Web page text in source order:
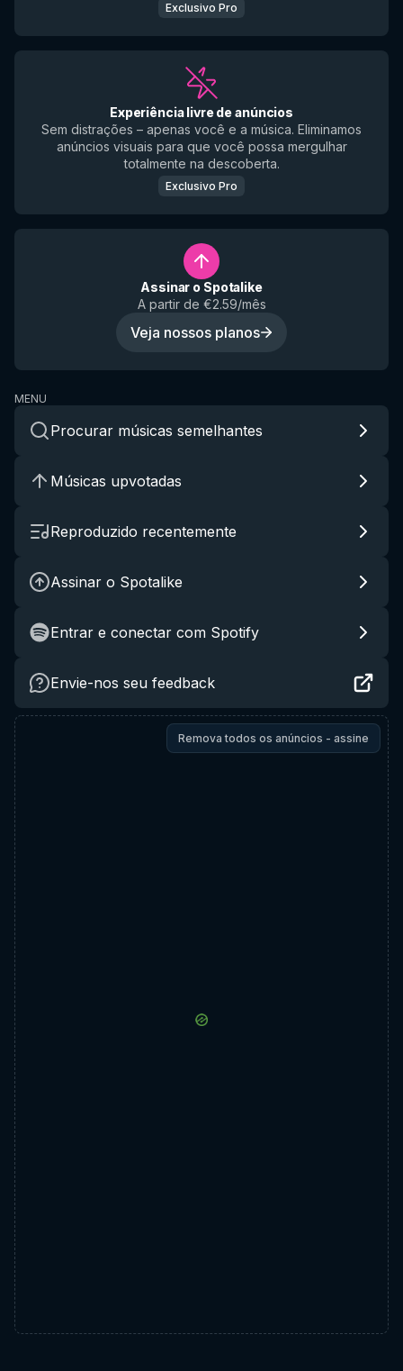
Exclusivo Pro
Experiência livre de anúncios
Sem distrações – apenas você e a música. Eliminamos
anúncios visuais para que você possa mergulhar
totalmente na descoberta.
Exclusivo Pro
Assinar o Spotalike
A partir de €2.59/mês
Veja nossos planos
MENU
Procurar músicas semelhantes
Músicas upvotadas
Reproduzido recentemente
Assinar o Spotalike
Entrar e conectar com Spotify
Envie-nos seu feedback
Remova todos os anúncios - assine